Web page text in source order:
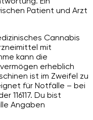
Patient und Arzt
Cannabis
mit
kann die
erheblich
ist im Zweifel zu
für Notfälle – bei
116117. Du bist
Angaben